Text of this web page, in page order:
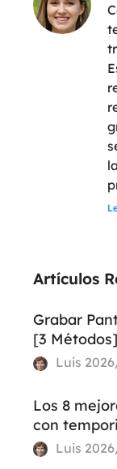
Artículos
Grabar
[3
Luis
Los 8
con
Luis